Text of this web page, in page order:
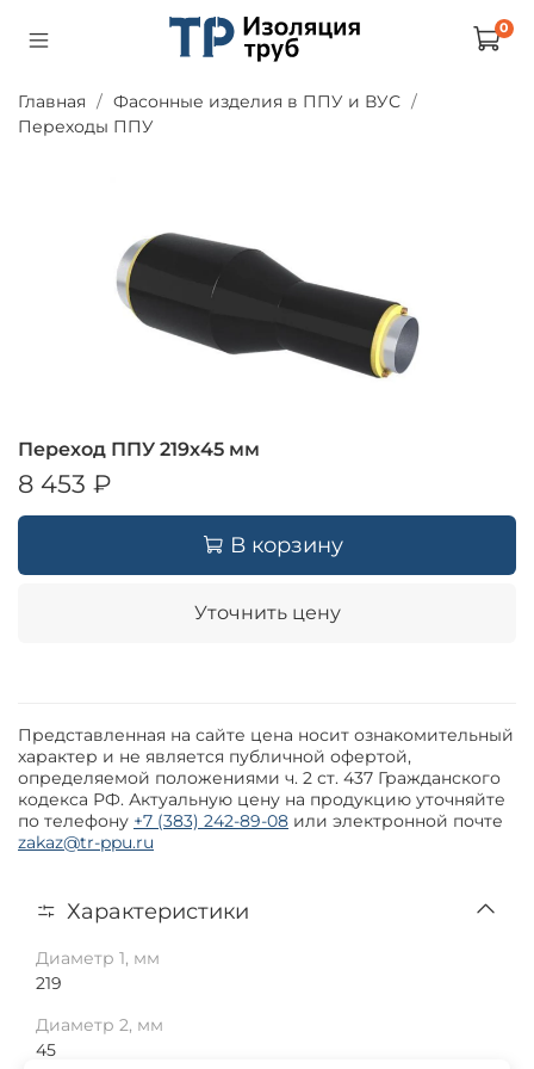
0
Главная
Фасонные изделия в ППУ и ВУС
Переходы ППУ
Переход ППУ 219х45 мм
8 453 ₽
В корзину
Уточнить цену
Представленная на сайте цена носит ознакомительный
характер и не является публичной офертой,
определяемой положениями ч. 2 ст. 437 Гражданского
кодекса РФ. Актуальную цену на продукцию уточняйте
по телефону +7 (383) 242-89-08 или электронной почте
zakaz@tr-ppu.ru
Характеристики
Диаметр 1, мм
219
Диаметр 2, мм
45